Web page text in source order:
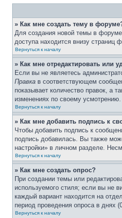
» Как мне создать тему в
Для создания новой темы в
доступа находится внизу
Вернуться к началу
» Как мне отредактировать или
Если вы не являетесь
Правка в соответствующем
показывает количество правок, а
изменениях по своему
Вернуться к началу
» Как мне добавить подпись к
Чтобы добавить подпись к
подпись добавилась. Вы также
настройки» в личном разделе.
Вернуться к началу
» Как мне создать опрос?
При создании темы или
используемого стиля; если вы не
каждый вариант находится на
период проведения опроса в днях
Вернуться к началу